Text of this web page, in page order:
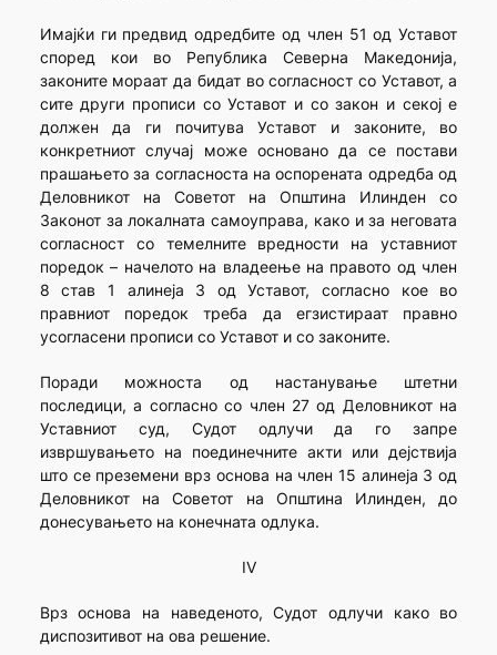
Имајќи ги предвид одредбите од член 51 од Уставот
според кои во Република Северна Македонија,
законите мораат да бидат во согласност со Уставот, а
сите други прописи со Уставот и со закон и секој е
должен да ги почитува Уставот и законите, во
конкретниот случај може основано да се постави
прашањето за согласноста на оспорената одредба од
Деловникот на Советот на Општина Илинден со
Законот за локалната самоуправа, како и за неговата
согласност со темелните вредности на уставниот
поредок – начелото на владеење на правото од член
8 став 1 алинеја 3 од Уставот, согласно кое во
правниот поредок треба да егзистираат правно
усогласени прописи со Уставот и со законите.
Поради можноста од настанување штетни
последици, а согласно со член 27 од Деловникот на
Уставниот суд, Судот одлучи да го запре
извршувањето на поединечните акти или дејствија
што се преземени врз основа на член 15 алинеја 3 од
Деловникот на Советот на Општина Илинден, до
донесувањето на конечната одлука.
IV
Врз основа на наведеното, Судот одлучи како во
диспозитивот на ова решение.